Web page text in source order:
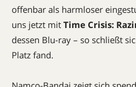
offenbar als harmloser
uns jetzt mit Time Crisis:
dessen Blu-ray – so schließt
Platz fand.